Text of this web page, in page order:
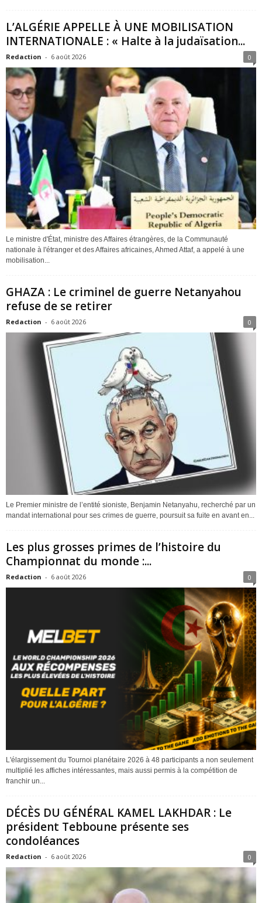
L’ALGÉRIE APPELLE À UNE MOBILISATION
INTERNATIONALE : « Halte à la judaïsation...
Redaction - 6 août 2026 0
Le ministre d'État, ministre des Affaires étrangères, de la Communauté
nationale à l'étranger et des Affaires africaines, Ahmed Attaf, a appelé à une
mobilisation...
GHAZA : Le criminel de guerre Netanyahou
refuse de se retirer
Redaction - 6 août 2026 0
Le Premier ministre de l’entité sioniste, Benjamin Netanyahu, recherché par un
mandat international pour ses crimes de guerre, poursuit sa fuite en avant en...
Les plus grosses primes de l’histoire du
Championnat du monde :...
Redaction - 6 août 2026 0
L'élargissement du Tournoi planétaire 2026 à 48 participants a non seulement
multiplié les affiches intéressantes, mais aussi permis à la compétition de
franchir un...
DÉCÈS DU GÉNÉRAL KAMEL LAKHDAR : Le
président Tebboune présente ses
condoléances
Redaction - 6 août 2026 0